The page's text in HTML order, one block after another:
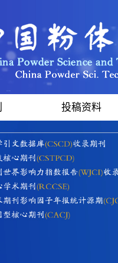
投稿资料